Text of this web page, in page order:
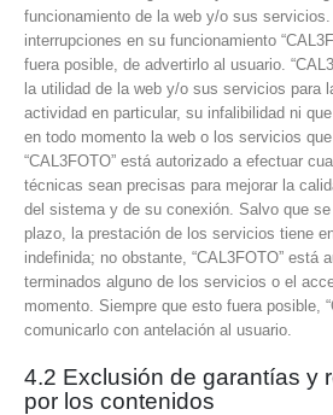
funcionamiento de la web y/o sus
interrupciones en su funcionamiento
fuera posible, de advertirlo al usuario.
la utilidad de la web y/o sus servicios para
actividad en particular, su infalibilidad ni
en todo momento la web o los servicios
“CAL3FOTO” está autorizado a efectuar
técnicas sean precisas para mejorar la
del sistema y de su conexión. Salvo que
plazo, la prestación de los servicios tiene
indefinida; no obstante, “CAL3FOTO” está
terminados alguno de los servicios o el
momento. Siempre que esto fuera posible,
comunicarlo con antelación al usuario.
4.2 Exclusión de garantías y
por los contenidos